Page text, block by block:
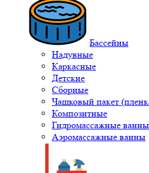
Бассейны
Надувные
Каркасные
Детские
Сборные
Чашковый пакет
Композитные
Гидромассажные ванны
Аэромассажные ванны